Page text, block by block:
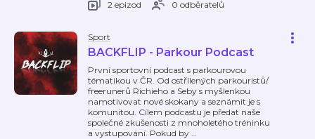
2 epizod
0 odběratelů
Sport
BACKFLIP - Parkour Podcast
První sportovní podcast s parkourovou
tématikou v ČR. Od ostřílených parkouristů/
freerunerů Richieho a Seby s myšlenkou
namotivovat nové skokany a seznámit je s
komunitou. Cílem podcastu je předat naše
společné zkušenosti z mnoholetého tréninku
a vystupování. Pokud by …